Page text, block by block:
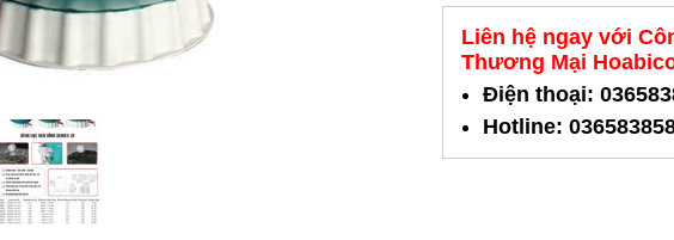
Liên hệ ngay với
Thương Mại
Điện thoại:
Hotline: